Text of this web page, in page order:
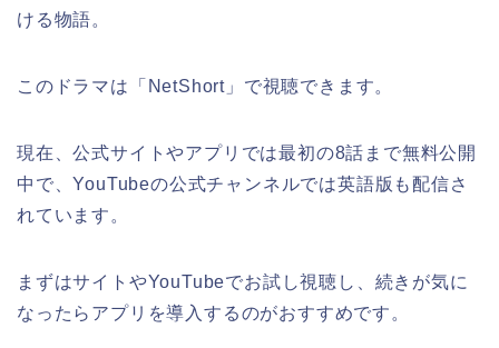
ける物語。
このドラマは「NetShort」で視聴できます。
現在、公式サイトやアプリでは最初の8話まで無料公開
中で、YouTubeの公式チャンネルでは英語版も配信さ
れています。
まずはサイトやYouTubeでお試し視聴し、続きが気に
なったらアプリを導入するのがおすすめです。